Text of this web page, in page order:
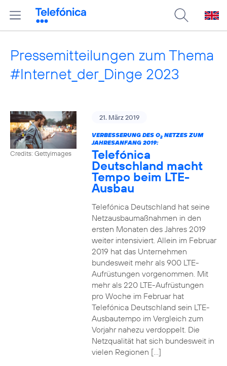
Pressemitteilungen zum Thema
#Internet_der_Dinge 2023
Credits: Gettyimages
21. März 2019
VERBESSERUNG DES O2NETZES ZUM
JAHRESANFANG 2019:
Telefónica
Deutschland macht
Tempo beim LTE-
Ausbau
Telefónica Deutschland hat seine
Netzausbaumaßnahmen in den
ersten Monaten des Jahres 2019
weiter intensiviert. Allein im Februar
2019 hat das Unternehmen
bundesweit mehr als 900 LTE-
Aufrüstungen vorgenommen. Mit
mehr als 220 LTE-Aufrüstungen
pro Woche im Februar hat
Telefónica Deutschland sein LTE-
Ausbautempo im Vergleich zum
Vorjahr nahezu verdoppelt. Die
Netzqualität hat sich bundesweit in
vielen Regionen […]